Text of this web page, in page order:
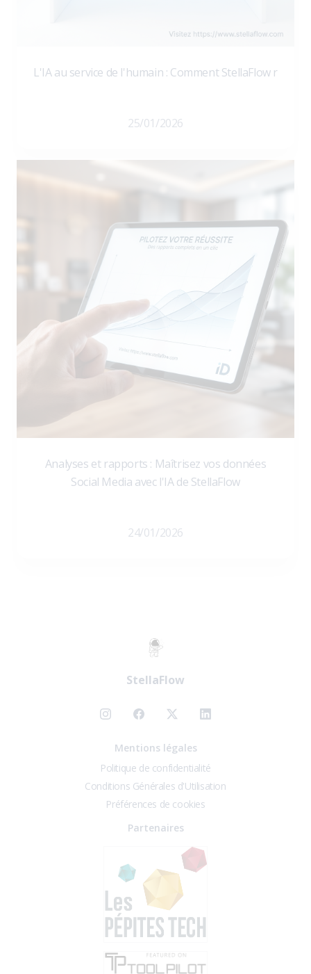
L'IA au service de l'humain : Comment StellaFlow r
25/01/2026
Analyses et rapports : Maîtrisez vos données
Social Media avec l'IA de StellaFlow
24/01/2026
StellaFlow
Mentions légales
Politique de confidentialité
Conditions Générales d'Utilisation
Préférences de cookies
Partenaires